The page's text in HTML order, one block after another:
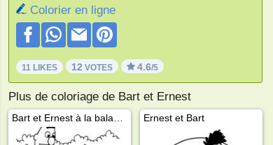
Colorier en ligne
11 LIKES 12 VOTES 4.6/5
Plus de coloriage de Bart et Ernest
Ernest et Bart